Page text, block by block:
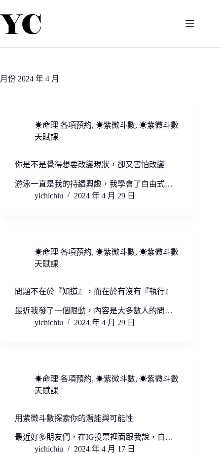
至
月份 2024 年 4 月
☀命理 各項預約, ☀紫微斗數, ☀紫微斗數
天賦課
你是不是覺得想要改變現狀，卻又害怕改變
游泳一直是我的持續興趣，我學會了自由式…
yichichiu
2024 年 4 月 29 日
☀命理 各項預約, ☀紫微斗數, ☀紫微斗數
天賦課
問題不在於『知道』，而在於有沒有『執行』
最近我發了一個限動，內容是大多數人的問…
yichichiu
2024 年 4 月 29 日
☀命理 各項預約, ☀紫微斗數, ☀紫微斗數
天賦課
用紫微斗數探索你的潛能與可能性
最近好多朋友們，在IG投票裡面跟我說，自…
yichichiu
2024 年 4 月 17 日